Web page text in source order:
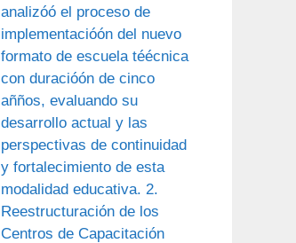
analizóó el proceso de
implementacióón del nuevo
formato de escuela téécnica
con duracióón de cinco
añños, evaluando su
desarrollo actual y las
perspectivas de continuidad
y fortalecimiento de esta
modalidad educativa. 2.
Reestructuración de los
Centros de Capacitación